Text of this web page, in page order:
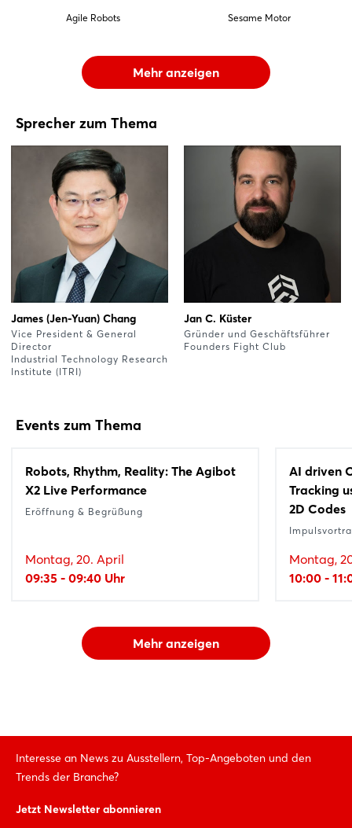
Agile Robots Sesame Motor
Mehr anzeigen
Sprecher zum Thema
James (Jen-Yuan) Chang
Vice President & General
Director
Industrial Technology Research
Institute (ITRI)
Jan C. Küster
Gründer und Geschäftsführer
Founders Fight Club
Events zum Thema
Robots, Rhythm, Reality: The Agibot
X2 Live Performance
Eröffnung & Begrüßung
Montag, 20. April
09:35 - 09:40 Uhr
AI driven
Tracking
2D Codes
Montag,
10:00 -
Mehr anzeigen
Interesse an News zu Ausstellern, Top-Angeboten und den
Trends der Branche?
Jetzt Newsletter abonnieren